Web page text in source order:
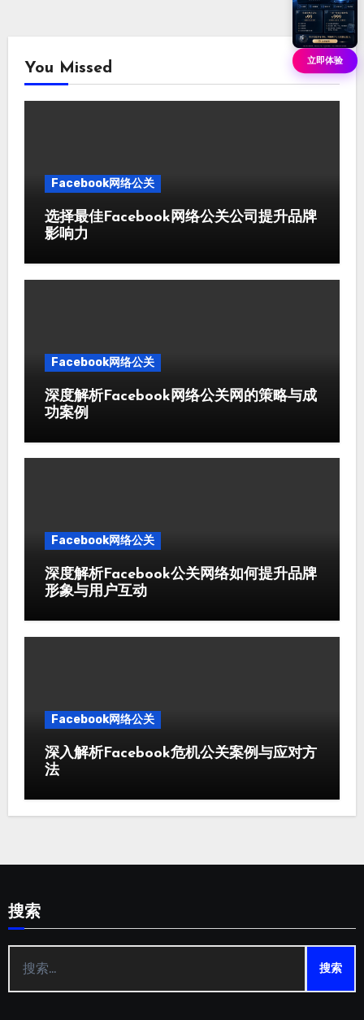
You Missed
Facebook网络公关
选择最佳Facebook网络公关公司提升品牌
影响力
Facebook网络公关
深度解析Facebook网络公关网的策略与成
功案例
Facebook网络公关
深度解析Facebook公关网络如何提升品牌
形象与用户互动
Facebook网络公关
深入解析Facebook危机公关案例与应对方
法
搜索
索：
立即体验